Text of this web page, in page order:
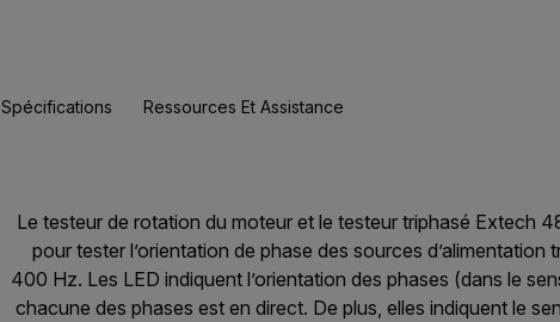
Spécifications Ressources Et Assistance
Le testeur de rotation du moteur et le testeur triphasé Extech
pour tester l’orientation de phase des sources
400 Hz. Les LED indiquent l’orientation des phases (dans le
chacune des phases est en direct. De plus, elles indiquent le